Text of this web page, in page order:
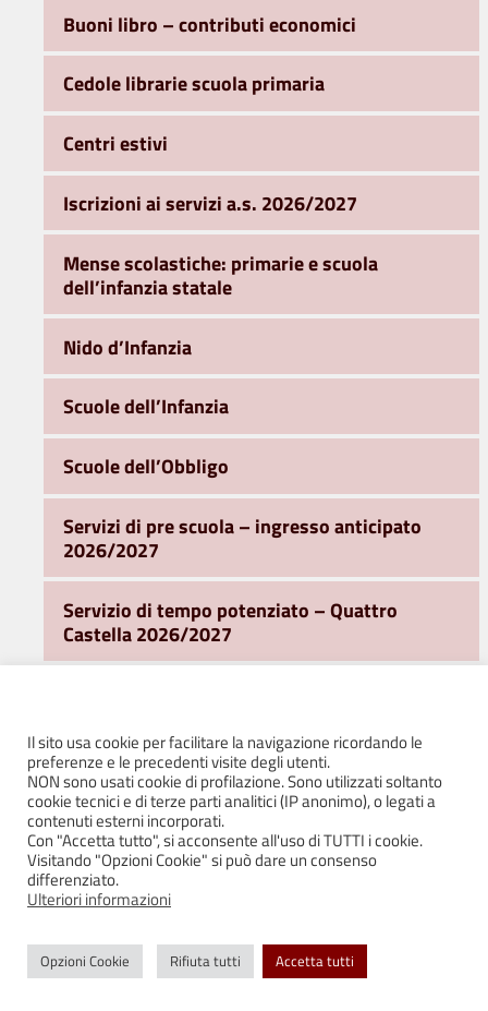
Buoni libro – contributi economici
Cedole librarie scuola primaria
Centri estivi
Iscrizioni ai servizi a.s. 2026/2027
Mense scolastiche: primarie e scuola
dell’infanzia statale
Nido d’Infanzia
Scuole dell’Infanzia
Scuole dell’Obbligo
Servizi di pre scuola – ingresso anticipato
2026/2027
Servizio di tempo potenziato – Quattro
Castella 2026/2027
Trasporti
Ufficio Sport
Ufficio Turismo e Promozione del Territorio
Area Sociale
Il sito usa cookie per facilitare la navigazione ricordando le
preferenze e le precedenti visite degli utenti.
NON sono usati cookie di profilazione. Sono utilizzati soltanto
cookie tecnici e di terze parti analitici (IP anonimo), o legati a
contenuti esterni incorporati.
Con "Accetta tutto", si acconsente all'uso di TUTTI i cookie.
Visitando "Opzioni Cookie" si può dare un consenso
differenziato.
Ulteriori informazioni
Opzioni Cookie Rifiuta tutti Accetta tutti